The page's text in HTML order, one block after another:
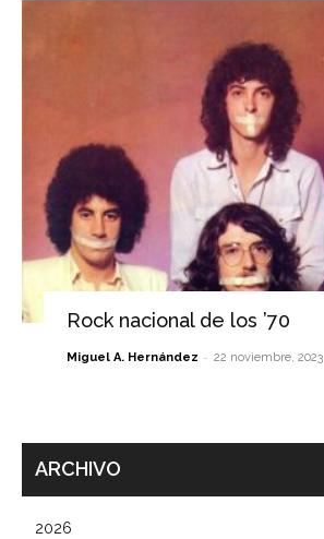
Rock nacional de los ’70
Miguel A. Hernández - 22 noviembre, 2023
ARCHIVO
2026